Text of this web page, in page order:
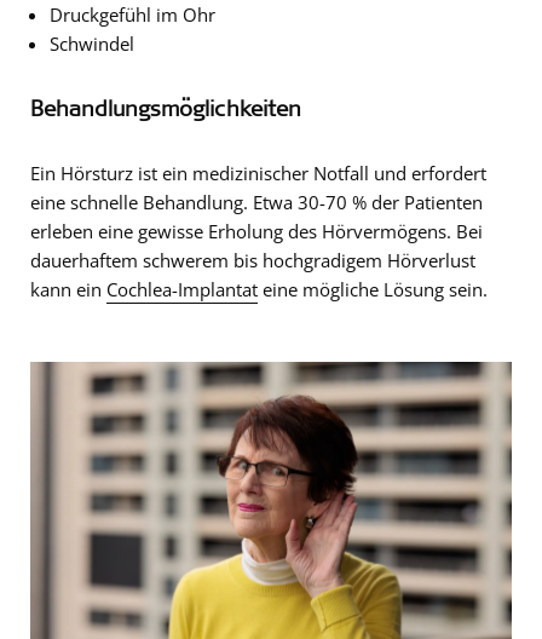
Druckgefühl im Ohr
Schwindel
Behandlungsmöglichkeiten
Ein Hörsturz ist ein medizinischer Notfall und erfordert
eine schnelle Behandlung. Etwa 30-70 % der Patienten
erleben eine gewisse Erholung des Hörvermögens. Bei
dauerhaftem schwerem bis hochgradigem Hörverlust
kann ein Cochlea-Implantat eine mögliche Lösung sein.